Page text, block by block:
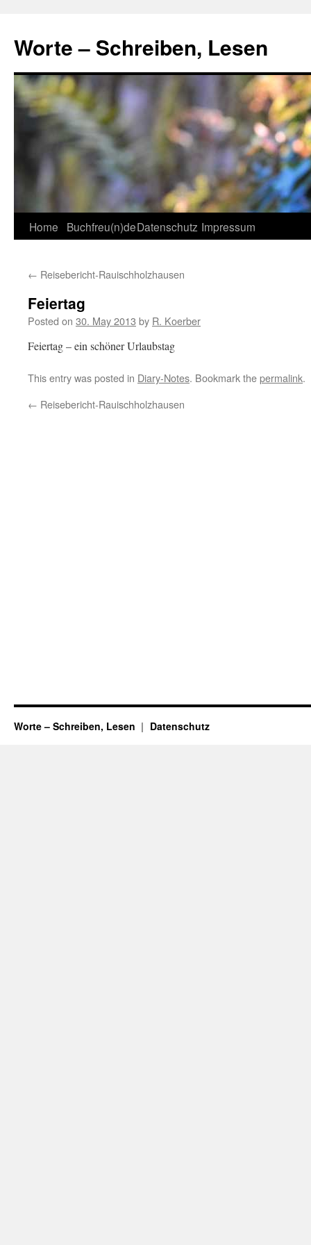
content
Worte – Schreiben, Lesen
Home Buchfreu(n)deDatenschutz Impressum
← Reisebericht-Rauischholzhausen
Feiertag
Posted on 30. May 2013 by R. Koerber
Feiertag – ein schöner Urlaubstag
This entry was posted in Diary-Notes. Bookmark thepermalink.
← Reisebericht-Rauischholzhausen
Worte – Schreiben, Lesen Datenschutz